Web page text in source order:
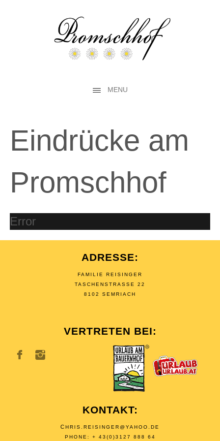
MENU
Eindrücke am
Promschhof
Error
ADRESSE:
FAMILIE REISINGER
TASCHENSTRASSE 22
8102 SEMRIACH
VERTRETEN BEI:
KONTAKT:
CHRIS.REISINGER@YAHOO.DE
PHONE: + 43(0)3127 888 64